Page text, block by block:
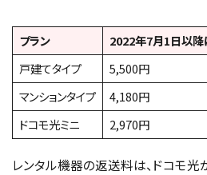
プラン
2022年7月1日以降
戸建てタイプ
5,500円
マンションタイプ
4,180円
ドコモ光ミニ
2,970円
レンタル機器の返送料は、ドコモ